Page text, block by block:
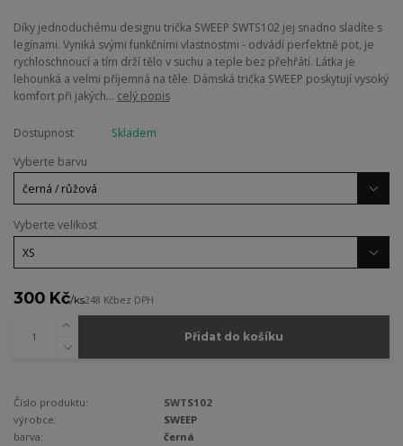
Díky jednoduchému designu trička SWEEP SWTS102 jej snadno sladíte s
legínami. Vyniká svými funkčními vlastnostmi - odvádí perfektně pot, je
rychloschnoucí a tím drží tělo v suchu a teple bez přehřátí. Látka je
lehounká a velmi příjemná na těle. Dámská trička SWEEP poskytují vysoký
komfort při jakých... celý popis
Dostupnost
Skladem
Vyberte barvu
Vyberte velikost
300 Kč/ks248 Kčbez DPH
Přidat do košíku
Číslo produktu:
SWTS102
výrobce:
SWEEP
barva:
černá